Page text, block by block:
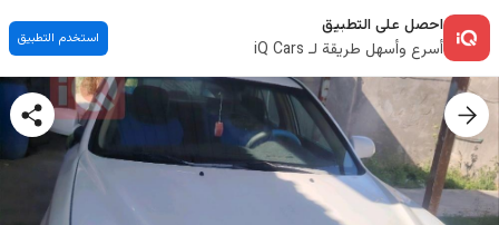
احصل على التطبيق
أسرع وأسهل طريقة لـ iQ Cars
استخدم التطبيق